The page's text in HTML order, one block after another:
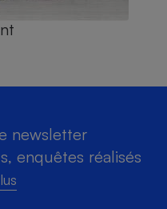
newsletter
enquêtes réalisés